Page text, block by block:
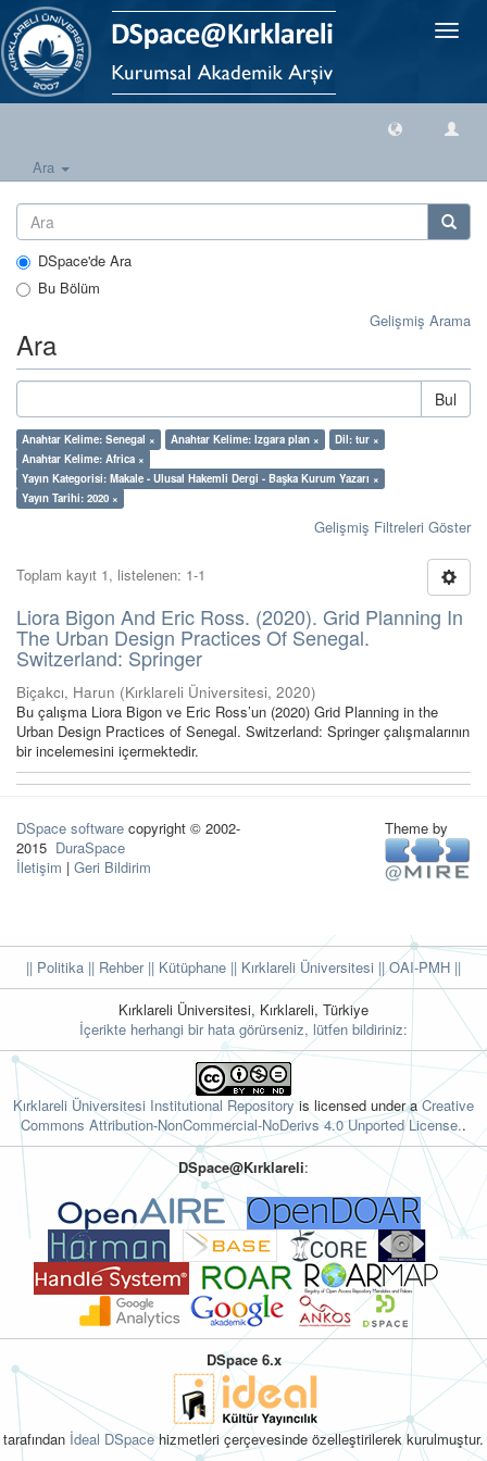
Geçiş
Ara
DSpace'de Ara
Bu Bölüm
Gelişmiş Arama
Ara
Bul
Anahtar Kelime: Senegal × Anahtar Kelime: Izgara plan ×
Dil: tur ×
Anahtar Kelime: Africa ×
Yayın Kategorisi: Makale - Ulusal Hakemli Dergi - Başka Kurum Yazarı ×
Yayın Tarihi: 2020 ×
Gelişmiş Filtreleri Göster
Toplam kayıt 1, listelenen: 1-1
Liora Bigon And Eric Ross. (2020). Grid Planning In
The Urban Design Practices Of Senegal.
Switzerland: Springer
Biçakcı, Harun (Kırklareli Üniversitesi, 2020)
Bu çalışma Liora Bigon ve Eric Ross’un (2020) Grid Planning in the
Urban Design Practices of Senegal. Switzerland: Springer çalışmalarının
bir incelemesini içermektedir.
DSpace software copyright © 2002-
2015 DuraSpace
İletişim | Geri Bildirim
Theme by
|| Politika || Rehber|| Kütüphane || Kırklareli Üniversitesi ||OAI-PMH ||
Kırklareli Üniversitesi, Kırklareli, Türkiye
İçerikte herhangi bir hata görürseniz, lütfen bildiriniz:
Kırklareli Üniversitesi Institutional Repository is licensed under aCreative
Commons Attribution-NonCommercial-NoDerivs 4.0 Unported License..
DSpace@Kırklareli:
DSpace 6.x
tarafından İdeal DSpacehizmetleri çerçevesinde özelleştirilerek kurulmuştur.